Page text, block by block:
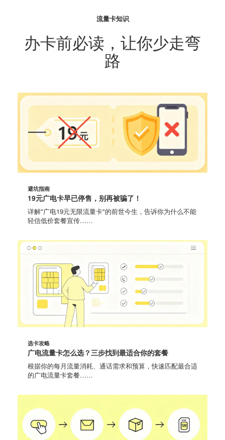
流量卡知识
办卡前必读，让你少走弯
路
避坑指南
19元广电卡早已停售，别再被骗了！
详解"广电19元无限流量卡"的前世今生，告诉你为什么不能
轻信低价套餐宣传……
选卡攻略
广电流量卡怎么选？三步找到最适合你的套餐
根据你的每月流量消耗、通话需求和预算，快速匹配最合适
的广电流量卡套餐……